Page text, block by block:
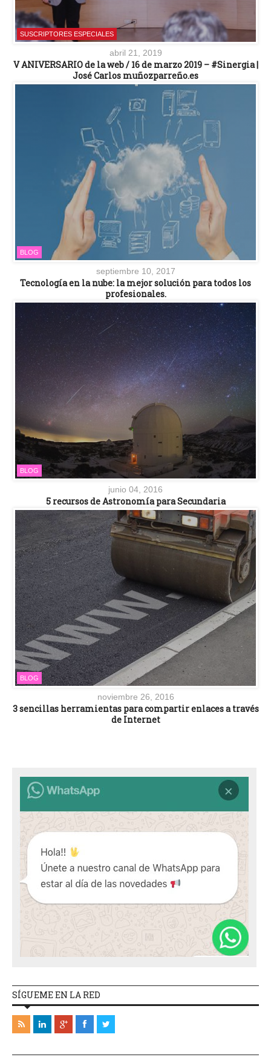
SUSCRIPTORES ESPECIALES
abril 21, 2019
V ANIVERSARIO de la web / 16 de marzo 2019 – #Sinergia |
José Carlos muñozparreño.es
BLOG
septiembre 10, 2017
Tecnología en la nube: la mejor solución para todos los
profesionales.
BLOG
junio 04, 2016
5 recursos de Astronomía para Secundaria
BLOG
noviembre 26, 2016
3 sencillas herramientas para compartir enlaces a través
de Internet
SÍGUEME EN LA RED